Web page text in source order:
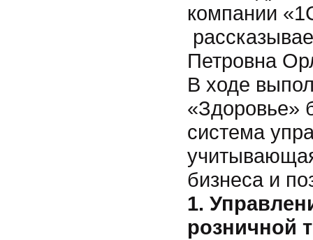
компании
Петровна
В ходе
«Здоровье»
система
бизнеса и
1.
розничной